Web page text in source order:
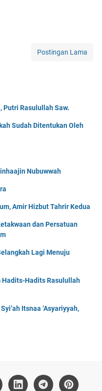
Postingan Lama
Putri Rasulullah Saw.
Sudah Ditentukan Oleh
Nubuwwah
Amir Hizbut Tahrir Kedua
dan Persatuan
Lagi Menuju
Hadits-Hadits Rasulullah
Itsnaa ‘Asyariyyah,